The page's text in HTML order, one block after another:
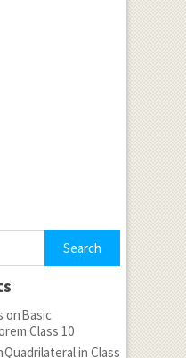
onBasic
Class 10
Quadrilateral in Class